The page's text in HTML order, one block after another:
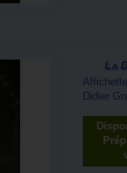
La
Didier